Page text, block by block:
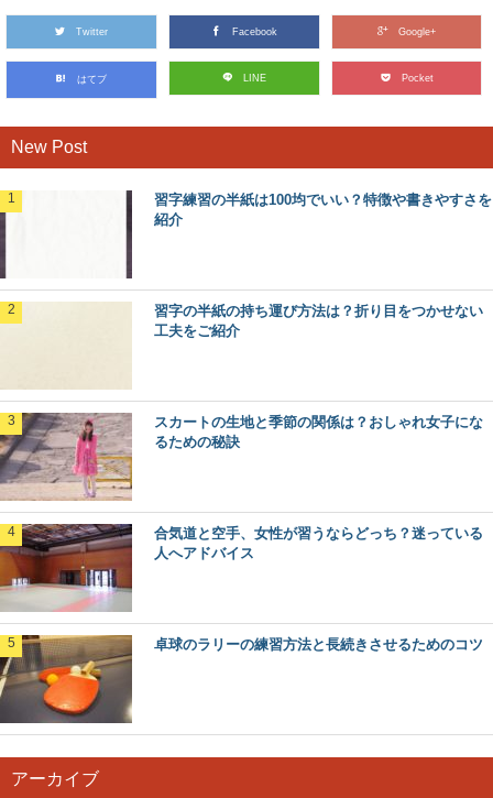
Twitter Facebook Google+
はてブ LINE Pocket
New Post
習字練習の半紙は100均でいい？特徴や書きやすさを
紹介
習字の半紙の持ち運び方法は？折り目をつかせない
工夫をご紹介
スカートの生地と季節の関係は？おしゃれ女子にな
るための秘訣
合気道と空手、女性が習うならどっち？迷っている
人へアドバイス
卓球のラリーの練習方法と長続きさせるためのコツ
アーカイブ